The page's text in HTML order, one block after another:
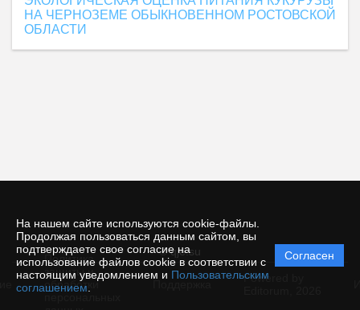
На нашем сайте используются cookie-файлы.
Продолжая пользоваться данным сайтом, вы
подтверждаете свое согласие на
использование файлов cookie в соответствии с
настоящим уведомлением и Пользовательским
соглашением
Согласен
НА ЧЕРНОЗЕМЕ ОБЫКНОВЕННОМ РОСТОВСКОЙ
ОБЛАСТИ
© qje.su
Политика
защиты и
обработки
Powered by